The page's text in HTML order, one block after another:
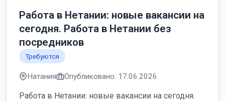
Работа в Нетании: новые вакансии на
сегодня. Работа в Нетании без
посредников
Требуются
Натания Опубликовано: 17.06.2026
Работа в Нетании: новые вакансии на сегодня.